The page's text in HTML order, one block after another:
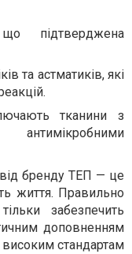
що підтверджена
та астматиків, які
тканини з
від бренду ТЕП — це
життя. Правильно
забезпечить
доповненням
високим стандартам